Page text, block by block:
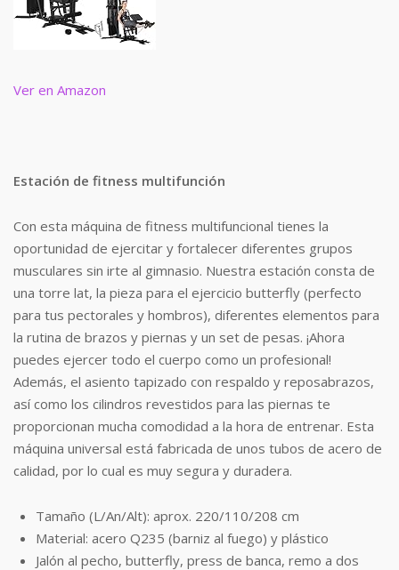
Ver en Amazon
Estación de fitness multifunción
Con esta máquina de fitness multifuncional tienes la
oportunidad de ejercitar y fortalecer diferentes grupos
musculares sin irte al gimnasio. Nuestra estación consta de
una torre lat, la pieza para el ejercicio butterfly (perfecto
para tus pectorales y hombros), diferentes elementos para
la rutina de brazos y piernas y un set de pesas. ¡Ahora
puedes ejercer todo el cuerpo como un profesional!
Además, el asiento tapizado con respaldo y reposabrazos,
así como los cilindros revestidos para las piernas te
proporcionan mucha comodidad a la hora de entrenar. Esta
máquina universal está fabricada de unos tubos de acero de
calidad, por lo cual es muy segura y duradera.
Tamaño (L/An/Alt): aprox. 220/110/208 cm
Material: acero Q235 (barniz al fuego) y plástico
Jalón al pecho, butterfly, press de banca, remo a dos